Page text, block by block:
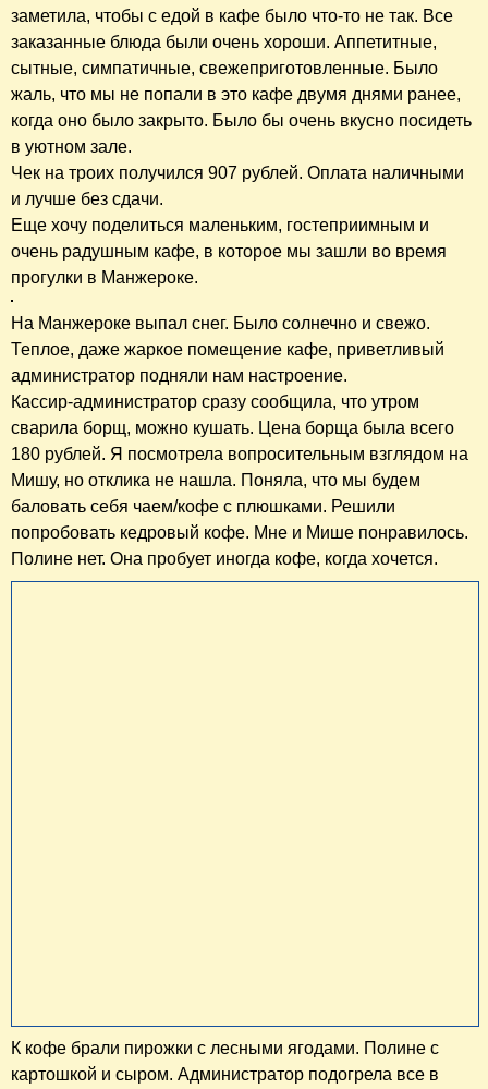
заметила, чтобы с едой в кафе было что-то не так. Все
заказанные блюда были очень хороши. Аппетитные,
сытные, симпатичные, свежеприготовленные. Было
жаль, что мы не попали в это кафе двумя днями ранее,
когда оно было закрыто. Было бы очень вкусно посидеть
в уютном зале.
Чек на троих получился 907 рублей. Оплата наличными
и лучше без сдачи.
Еще хочу поделиться маленьким, гостеприимным и
очень радушным кафе, в которое мы зашли во время
прогулки в Манжероке.
На Манжероке выпал снег. Было солнечно и свежо.
Теплое, даже жаркое помещение кафе, приветливый
администратор подняли нам настроение.
Кассир-администратор сразу сообщила, что утром
сварила борщ, можно кушать. Цена борща была всего
180 рублей. Я посмотрела вопросительным взглядом на
Мишу, но отклика не нашла. Поняла, что мы будем
баловать себя чаем/кофе с плюшками. Решили
попробовать кедровый кофе. Мне и Мише понравилось.
Полине нет. Она пробует иногда кофе, когда хочется.
К кофе брали пирожки с лесными ягодами. Полине с
картошкой и сыром. Администратор подогрела все в